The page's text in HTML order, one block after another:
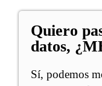
Quiero
datos,
Sí, podemos